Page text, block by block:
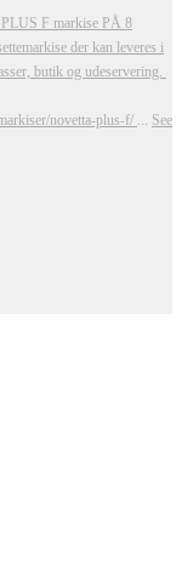
F markise PÅ 8
der kan leveres i
butik og udeservering.
novetta-plus-f/ ... See